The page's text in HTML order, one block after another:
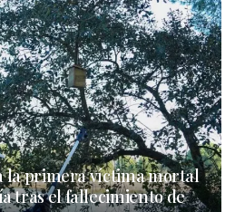
la primera víctima mortal
tras el fallecimiento de